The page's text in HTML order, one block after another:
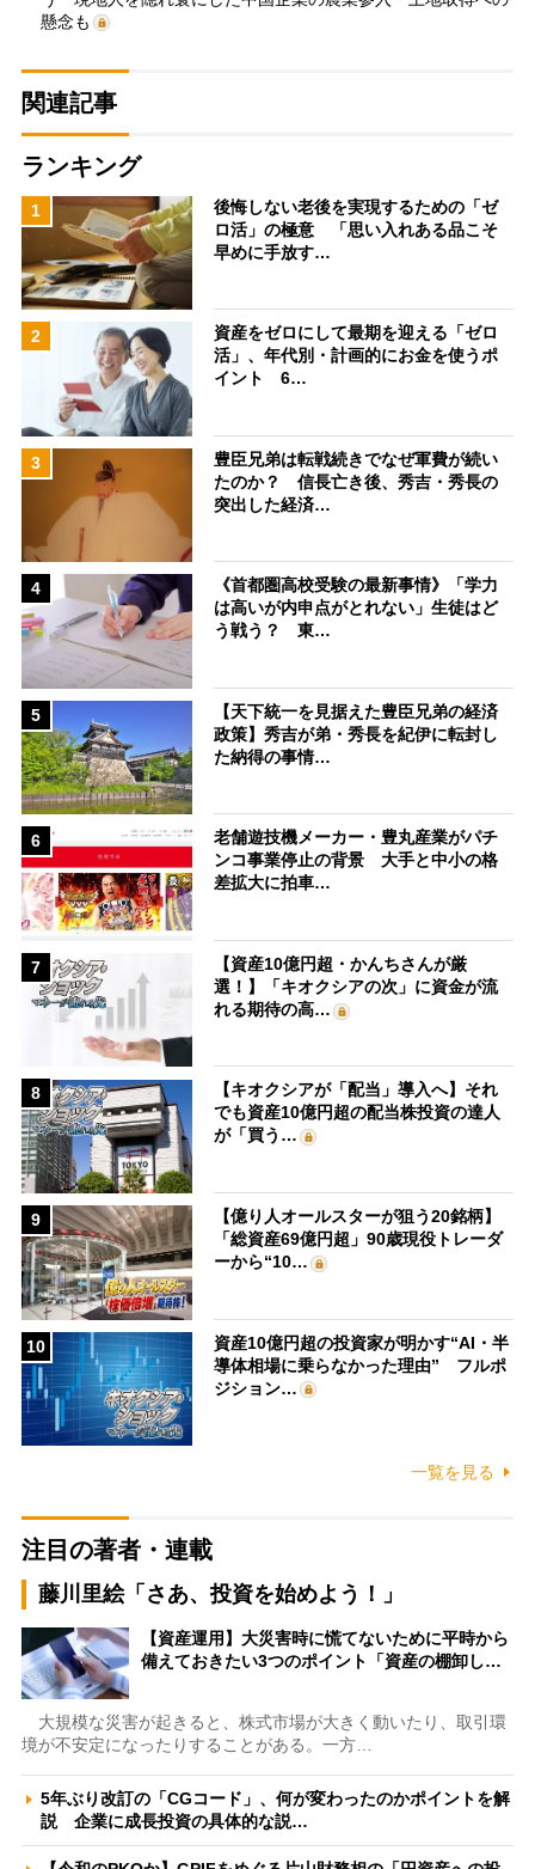
懸念も
関連記事
ランキング
1
後悔しない老後を実現するための「ゼ
ロ活」の極意 「思い入れある品こそ
早めに手放す…
2
資産をゼロにして最期を迎える「ゼロ
活」、年代別・計画的にお金を使うポ
イント 6…
3
豊臣兄弟は転戦続きでなぜ軍費が続い
たのか？ 信長亡き後、秀吉・秀長の
突出した経済…
4
《首都圏高校受験の最新事情》「学力
は高いが内申点がとれない」生徒はど
う戦う？ 東…
5
【天下統一を見据えた豊臣兄弟の経済
政策】秀吉が弟・秀長を紀伊に転封し
た納得の事情…
6
老舗遊技機メーカー・豊丸産業がパチ
ンコ事業停止の背景 大手と中小の格
差拡大に拍車…
7
【資産10億円超・かんちさんが厳
選！】「キオクシアの次」に資金が流
れる期待の高…
8
【キオクシアが「配当」導入へ】それ
でも資産10億円超の配当株投資の達人
が「買う…
9
【億り人オールスターが狙う20銘柄】
「総資産69億円超」90歳現役トレーダ
ーから“10…
10
資産10億円超の投資家が明かす“AI・半
導体相場に乗らなかった理由” フルポ
ジション…
一覧を見る
注目の著者・連載
藤川里絵「さあ、投資を始めよう！」
【資産運用】大災害時に慌てないために平時から
備えておきたい3つのポイント「資産の棚卸し…
大規模な災害が起きると、株式市場が大きく動いたり、取引環
境が不安定になったりすることがある。一方…
5年ぶり改訂の「CGコード」、何が変わったのかポイントを解
説 企業に成長投資の具体的な説…